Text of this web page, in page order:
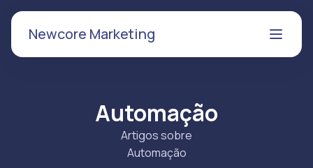
Newcore Marketing
Automação
Artigos sobre
Automação